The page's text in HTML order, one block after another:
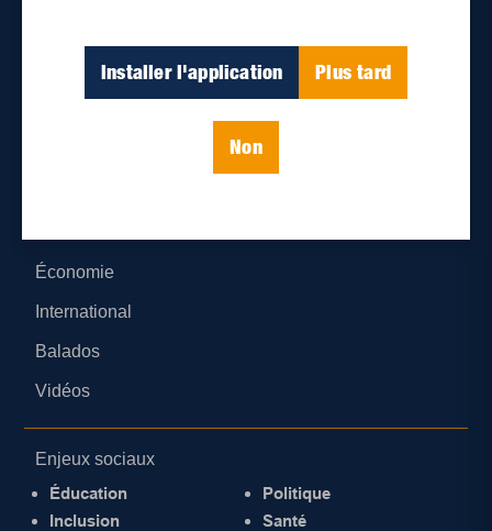
Installer l'application Plus tard
Non
Économie
International
Balados
Vidéos
Enjeux sociaux
Éducation
Inclusion
Politique
Santé